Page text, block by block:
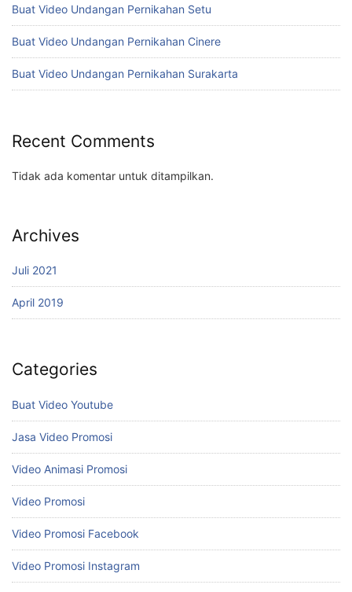
Buat Video Undangan Pernikahan Setu
Buat Video Undangan Pernikahan Cinere
Buat Video Undangan Pernikahan Surakarta
Recent Comments
Tidak ada komentar untuk ditampilkan.
Archives
Juli 2021
April 2019
Categories
Buat Video Youtube
Jasa Video Promosi
Video Animasi Promosi
Video Promosi
Video Promosi Facebook
Video Promosi Instagram